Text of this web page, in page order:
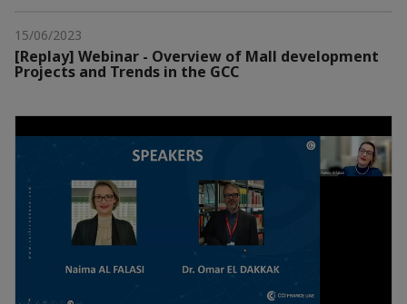
15/06/2023
[Replay] Webinar - Overview of Mall development
Projects and Trends in the GCC